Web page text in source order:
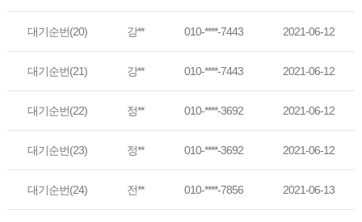
대기순번(20) 강** 010-****-7443 2021-06-12
대기순번(21) 강** 010-****-7443 2021-06-12
대기순번(22) 정** 010-****-3692 2021-06-12
대기순번(23) 정** 010-****-3692 2021-06-12
대기순번(24) 전** 010-****-7856 2021-06-13